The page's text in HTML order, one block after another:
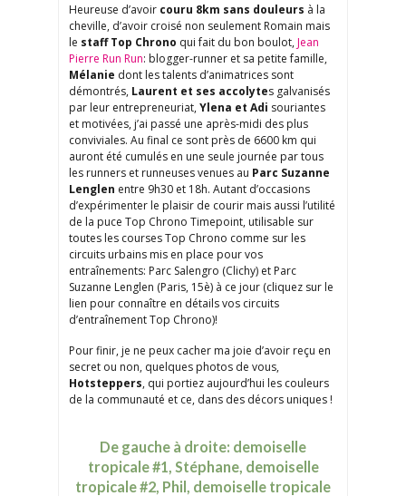
Heureuse d’avoir couru 8km sans douleurs à la
cheville, d’avoir croisé non seulement Romain mais
le staff Top Chrono qui fait du bon boulot,Jean
Pierre Run Run: blogger-runner et sa petite famille,
Mélanie dont les talents d’animatrices sont
démontrés, Laurent et ses accolytes galvanisés
par leur entrepreneuriat,Ylena et Adi souriantes
et motivées, j’ai passé une après-midi des plus
conviviales. Au final ce sont près de 6600 km qui
auront été cumulés en une seule journée par tous
les runners et runneuses venues au Parc Suzanne
Lenglen entre 9h30 et 18h. Autant d’occasions
d’expérimenter le plaisir de courir mais aussi l’utilité
de la puce Top Chrono Timepoint, utilisable sur
toutes les courses Top Chrono comme sur les
circuits urbains mis en place pour vos
entraînements: Parc Salengro (Clichy) et Parc
Suzanne Lenglen (Paris, 15è) à ce jour (cliquez sur le
lien pour connaître en détails vos circuits
d’entraînement Top Chrono)!
Pour finir, je ne peux cacher ma joie d’avoir reçu en
secret ou non, quelques photos de vous,
Hotsteppers, qui portiez aujourd’hui les couleurs
de la communauté et ce, dans des décors uniques !
De gauche à droite: demoiselle
tropicale #1, Stéphane, demoiselle
tropicale #2, Phil, demoiselle tropicale